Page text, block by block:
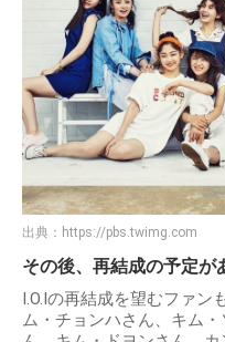
出典： https://pbs.twimg.com
その後、再結成の予定が
I.O.Iの再結成を望むファ
ム・チョンハさん、キム